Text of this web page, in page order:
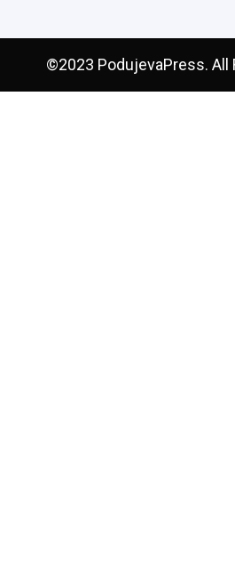
©2023 PodujevaPress. All